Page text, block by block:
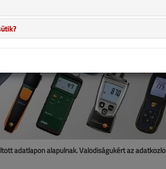
adatlapon alapulnak. Valódiságukért az adatközlő